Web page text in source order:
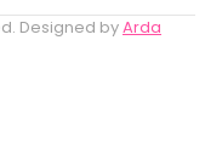
Designed byArda